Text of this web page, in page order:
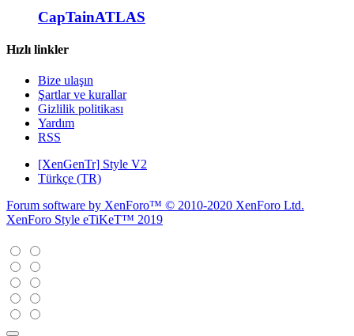
CapTainATLAS
Hızlı linkler
Bize ulaşın
Şartlar ve kurallar
Gizlilik politikası
Yardım
RSS
[XenGenTr] Style V2
Türkçe (TR)
Forum software by XenForo™ © 2010-2020 XenForo Ltd.
XenForo Style eTiKeT™ 2019